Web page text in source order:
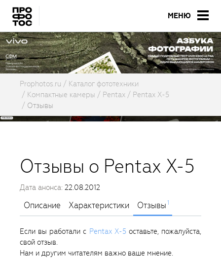
МЕНЮ
Prophotos.ru
Каталог фототехники
Компактные камеры
Pentax
Pentax X-5
Отзывы
Отзывы о Pentax X-5
Дата анонса: 22.08.2012
Описание Характеристики Отзывы1
Если вы работали с Pentax X-5оставьте, пожалуйста,
свой отзыв.
Нам и другим читателям важно ваше мнение.